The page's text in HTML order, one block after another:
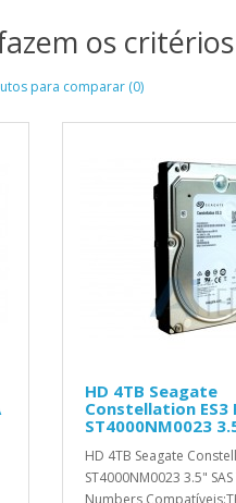
os
para comparar (0)
HD 4TB Seagate
Constellation ES3
ST4000NM0023
HD 4TB Seagate
ST4000NM0023 3.5"
Numbers